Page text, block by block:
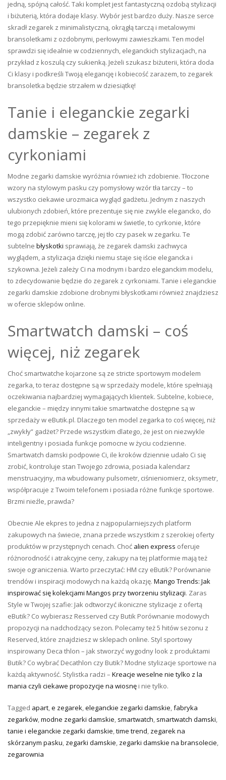
jedną, spójną całość. Taki komplet jest fantastyczną ozdobą stylizacji
i biżuterią, która dodaje klasy. Wybór jest bardzo duży. Nasze serce
skradł zegarek z minimalistyczną, okrągłą tarczą i metalowymi
bransoletkami z ozdobnymi, perłowymi zawieszkami. Ten model
sprawdzi się idealnie w codziennych, eleganckich stylizacjach, na
przykład z koszulą czy sukienką. Jeżeli szukasz biżuterii, która doda
Ci klasy i podkreśli Twoją elegancję i kobiecość zarazem, to zegarek
bransoletka będzie strzałem w dziesiątkę!
Tanie i eleganckie zegarki
damskie – zegarek z
cyrkoniami
Modne zegarki damskie wyróżnia również ich zdobienie. Tłoczone
wzory na stylowym pasku czy pomysłowy wzór tła tarczy – to
wszystko ciekawie urozmaica wygląd gadżetu. Jednym z naszych
ulubionych zdobień, które prezentuje się nie zwykle elegancko, do
tego przepięknie mieni się kolorami w świetle, to cyrkonie, które
mogą zdobić zarówno tarczę, jej tło czy pasek w zegarku. Te
subtelne błyskotki sprawiają, że zegarek damski zachwyca
wyglądem, a stylizacja dzięki niemu staje się iście elegancka i
szykowna. Jeżeli zależy Ci na modnym i bardzo eleganckim modelu,
to zdecydowanie będzie do zegarek z cyrkoniami. Tanie i eleganckie
zegarki damskie zdobione drobnymi błyskotkami również znajdziesz
w ofercie sklepów online.
Smartwatch damski – coś
więcej, niż zegarek
Choć smartwatche kojarzone są ze stricte sportowym modelem
zegarka, to teraz dostępne są w sprzedaży modele, które spełniają
oczekiwania najbardziej wymagających klientek. Subtelne, kobiece,
eleganckie – między innymi takie smartwatche dostępne są w
sprzedaży w eButik.pl. Dlaczego ten model zegarka to coś więcej, niż
„zwykły” gadżet? Przede wszystkim dlatego, że jest on niezwykle
inteligentny i posiada funkcje pomocne w życiu codzienne.
Smartwatch damski podpowie Ci, ile kroków dziennie udało Ci się
zrobić, kontroluje stan Twojego zdrowia, posiada kalendarz
menstruacyjny, ma wbudowany pulsometr, ciśnieniomierz, oksymetr,
współpracuje z Twoim telefonem i posiada różne funkcje sportowe.
Brzmi nieźle, prawda?
Obecnie Ale ekpres to jedna z najpopularniejszych platform
zakupowych na świecie, znana przede wszystkim z szerokiej oferty
produktów w przystępnych cenach. Choć alien express oferuje
różnorodność i atrakcyjne ceny, zakupy na tej platformie mają też
swoje ograniczenia. Warto przeczytać: HM czy eButik? Porównanie
trendów i inspiracji modowych na każdą okazję. Mango Trends: Jak
inspirować się kolekcjami Mangos przy tworzeniu stylizacji. Zaras
Style w Twojej szafie: Jak odtworzyć ikoniczne stylizacje z ofertą
eButik? Co wybierasz Resserved czy Butik Porównanie modowych
propozycji na nadchodzący sezon. Polecamy też 5 hitów sezonu z
Reserved, które znajdziesz w sklepach online. Styl sportowy
inspirowany Deca thlon – jak stworzyć wygodny look z produktami
Butik? Co wybrać Decathlon czy Butik? Modne stylizacje sportowe na
każdą aktywność. Stylistka radzi – Kreacje weselne nie tylko z la
mania czyli ciekawe propozycje na wiosnę i nie tylko.
Tagged apart,e zegarek,eleganckie zegarki damskie,fabryka
zegarków,modne zegarki damskie, smartwatch, smartwatch damski,
tanie i eleganckie zegarki damskie,time trend, zegarek na
skórzanym pasku, zegarki damskie, zegarki damskie na bransolecie,
zegarownia